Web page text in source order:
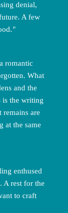
denial,
A few
romantic
What
and the
is the writing
are
at the same
enthused
A rest for the
to craft